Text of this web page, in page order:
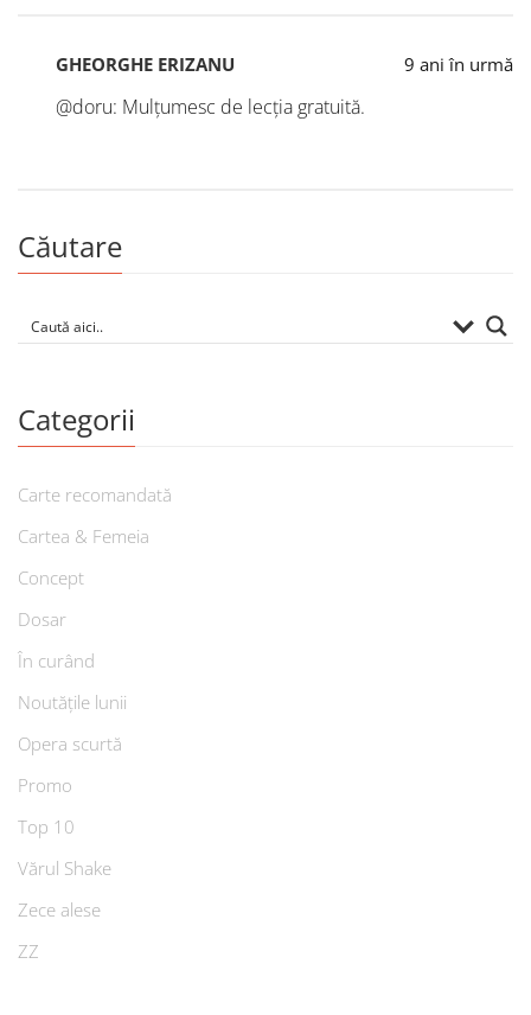
GHEORGHE ERIZANU 9 ani în urmă
@doru: Mulțumesc de lecția gratuită.
Căutare
Categorii
Carte recomandată
Cartea & Femeia
Concept
Dosar
În curând
Noutățile lunii
Opera scurtă
Promo
Top 10
Vărul Shake
Zece alese
ZZ